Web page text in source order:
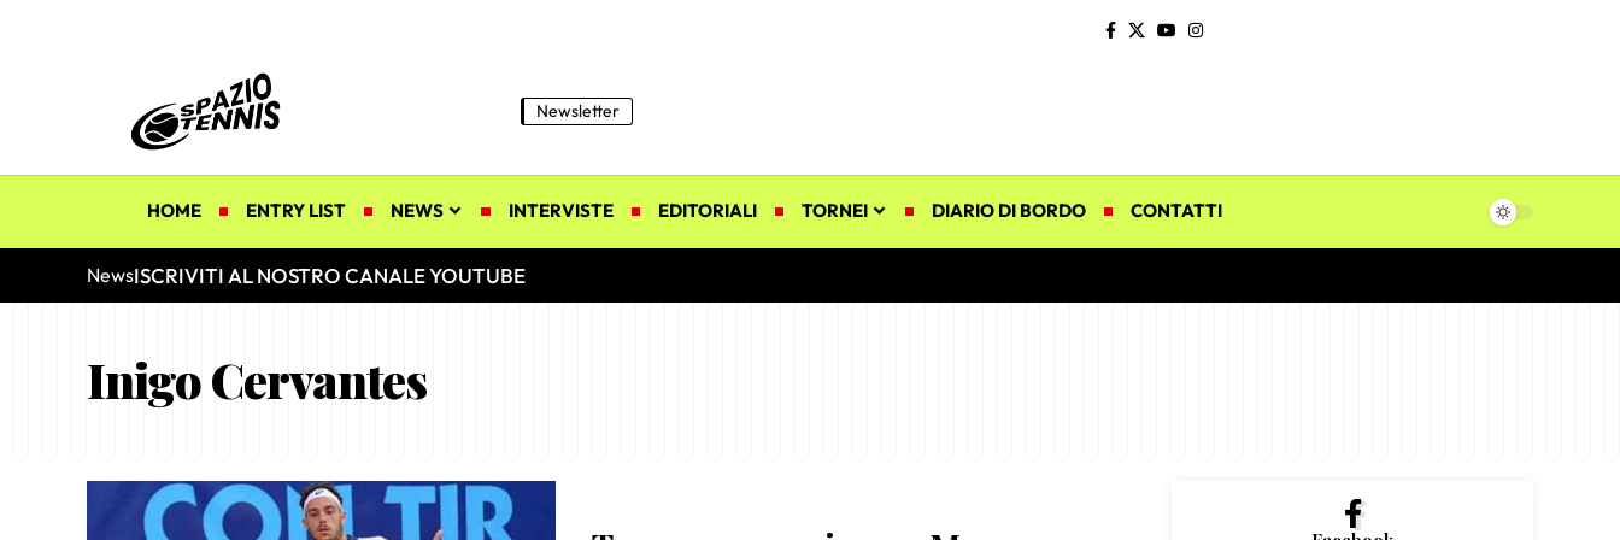
Newsletter
HOME ENTRY LIST NEWS INTERVISTE EDITORIALI TORNEI DIARIO DI BORDO CONTATTI
NewsISCRIVITI AL NOSTRO CANALE YOUTUBE
Inigo Cervantes